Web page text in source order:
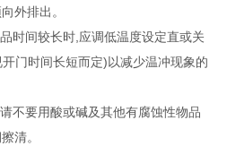
外排出。
间较长时,应调低温度设定直或关
门时间长短而定)以减少温冲现象的
要用酸或碱及其他有腐蚀性物品
清。